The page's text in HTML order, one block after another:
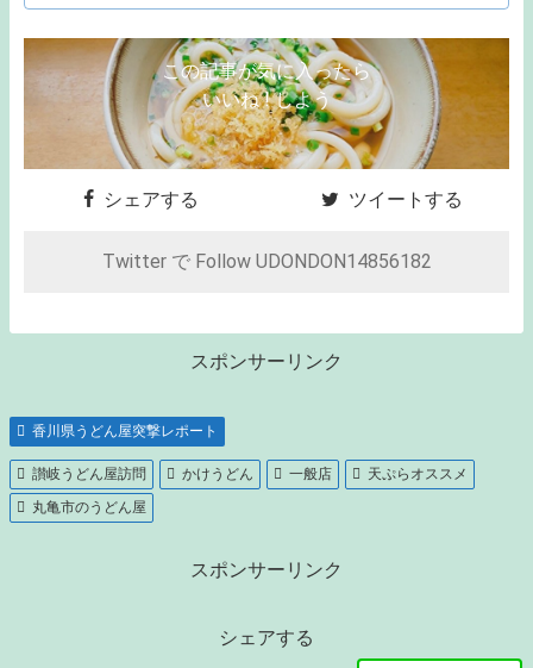
この記事が気に入ったら
いいね ! しよう
シェアする ツイートする
Twitter で Follow UDONDON14856182
スポンサーリンク
香川県うどん屋突撃レポート
讃岐うどん屋訪問 かけうどん 一般店
天ぷらオススメ
丸亀市のうどん屋
スポンサーリンク
シェアする